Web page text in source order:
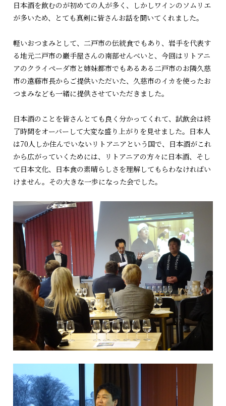
日本酒を飲むのが初めての人が多く、しかしワインのソムリエ
が多いため、とても真剣に皆さんお話を聞いてくれました。
軽いおつまみとして、二戸市の伝統食でもあり、岩手を代表す
る地元二戸市の巌手屋さんの南部せんべいと、今回はリトアニ
アのクライペーダ市と姉妹都市でもあるある二戸市のお隣久慈
市の遠藤市長からご提供いただいた、久慈市のイカを使ったお
つまみなども一緒に提供させていただきました。
日本酒のことを皆さんとても良く分かってくれて、試飲会は終
了時間をオーバーして大変な盛り上がりを見せました。日本人
は70人しか住んでいないリトアニアという国で、日本酒がこれ
から広がっていくためには、リトアニアの方々に日本酒、そし
て日本文化、日本食の素晴らしさを理解してもらわなければい
けません。その大きな一歩になった会でした。